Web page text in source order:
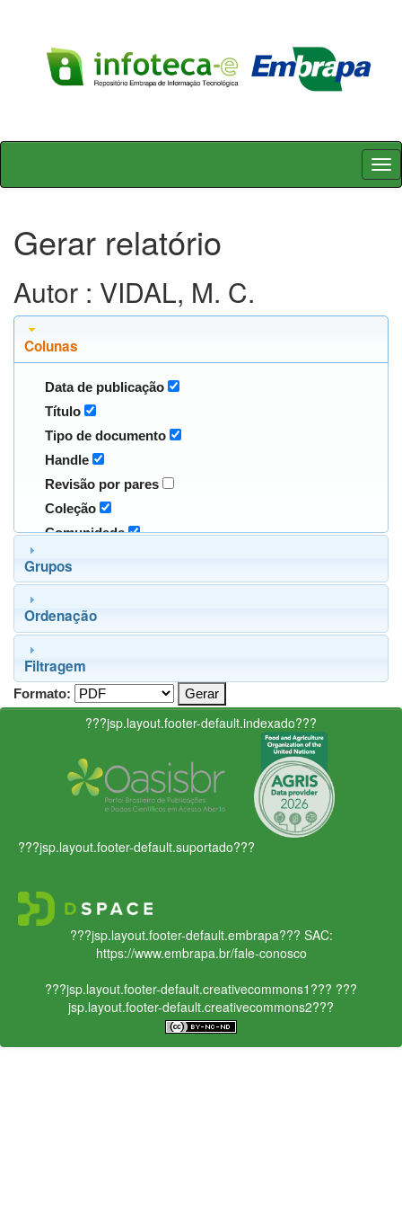
Skip
Gerar relatório
Autor : VIDAL, M. C.
Colunas
Data de publicação
Título
Tipo de documento
Handle
Revisão por pares
Coleção
Comunidade
Grupos
Ordenação
Filtragem
Formato:
???jsp.layout.footer-default.indexado???
???jsp.layout.footer-default.suportado???
???jsp.layout.footer-default.embrapa??? SAC:
https://www.embrapa.br/fale-conosco
???jsp.layout.footer-default.creativecommons1??? ???
jsp.layout.footer-default.creativecommons2???